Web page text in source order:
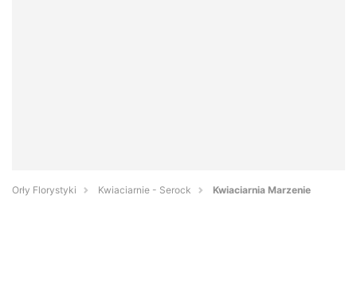
Orły Florystyki Kwiaciarnie - Serock Kwiaciarnia Marzenie